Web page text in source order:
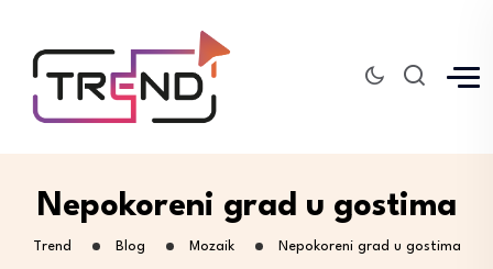
Nepokoreni grad u gostima
Trend Blog Mozaik Nepokoreni grad u gostima